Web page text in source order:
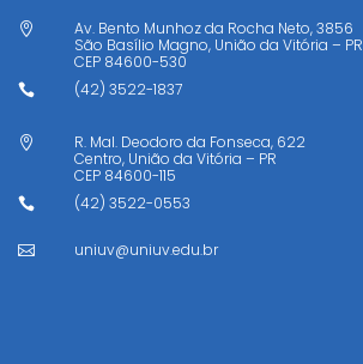

Av. Bento Munhoz da Rocha Neto, 3856
São Basílio Magno, União da Vitória – PR
CEP 84600-530
 (42) 3522-1837

R. Mal. Deodoro da Fonseca, 622
Centro, União da Vitória – PR
CEP 84600-115
 (42) 3522-0553
 uniuv@uniuv.edu.br